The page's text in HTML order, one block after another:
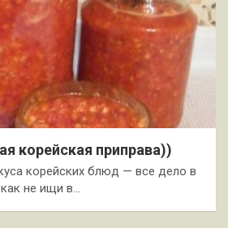
корейская приправа))
корейских блюд — все дело в
не ищи в…